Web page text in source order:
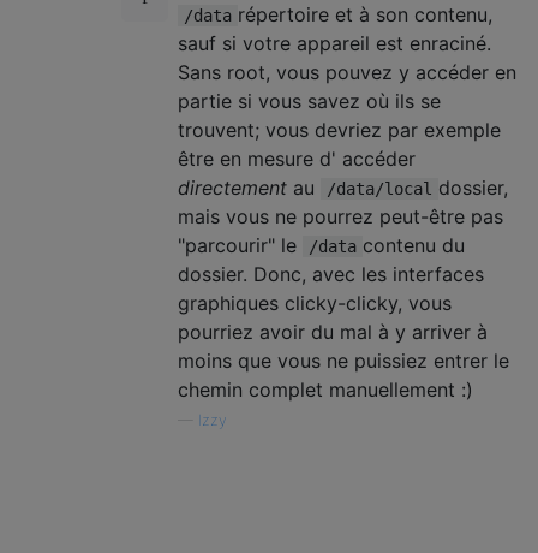
/data répertoire et à son contenu,
sauf si votre appareil est enraciné.
Sans root, vous pouvez y accéder en
partie si vous savez où ils se
trouvent; vous devriez par exemple
être en mesure d' accéder
directement au /data/local dossier,
mais vous ne pourrez peut-être pas
"parcourir" le
/data contenu du
dossier. Donc, avec les interfaces
graphiques clicky-clicky, vous
pourriez avoir du mal à y arriver à
moins que vous ne puissiez entrer le
chemin complet manuellement :)
Izzy